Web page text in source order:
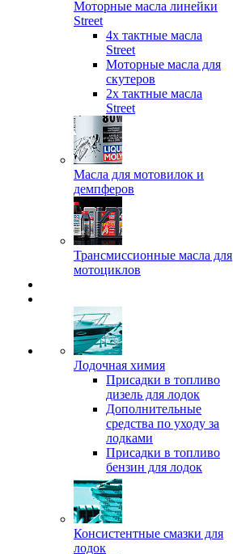
Моторные масла линейки
Street
4х тактные масла
Street
Моторные масла для
скутеров
2х тактные масла
Street
Масла для мотовилок и
демпферов
Трансмиссионные масла для
мотоциклов
Лодочная химия
Присадки в топливо
дизель для лодок
Дополнительные
средства по уходу за
лодками
Присадки в топливо
бензин для лодок
Консистентные смазки для
лодок